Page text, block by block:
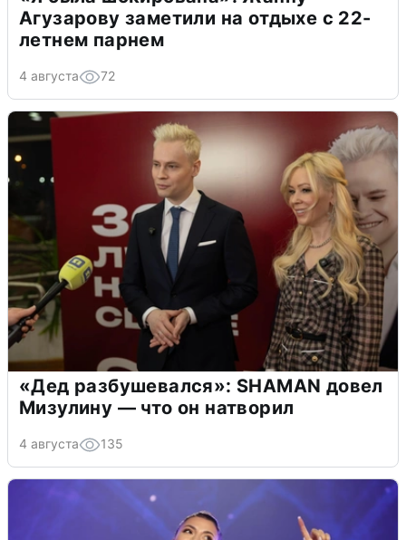
Агузарову заметили на отдыхе с 22-
летнем парнем
4 августа 72
«Дед разбушевался»: SHAMAN довел
Мизулину — что он натворил
4 августа 135